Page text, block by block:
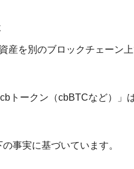
を別のブロックチェーン
トークン（cbBTCなど）
事実に基づいています。